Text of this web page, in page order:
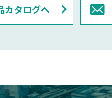
カタログへ